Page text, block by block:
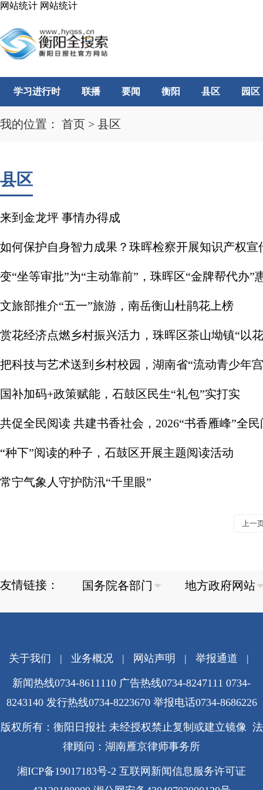
网站统计 网站统计
学习进行时 联播 要闻 衡阳 县区 园区
我的位置： 首页 > 县区
县区
来到金龙坪 事情办得成
如何保护自身智力成果？珠晖检察开展知识产权宣
变“坐等审批”为“主动靠前”，珠晖区“金牌帮代办”
文旅部推介“五一”旅游，南岳衡山杜鹃花上榜
赏花经济点燃乡村振兴活力，珠晖区茶山坳镇“以
把科技与艺术送到乡村校园，湖南省“流动青少年
国补加码+政策赋能，石鼓区民生“礼包”实打实
共促全民阅读 共建书香社会，2026“书香雁峰”全
“种下”阅读的种子，石鼓区开展主题阅读活动
常宁气象人守护防汛“千里眼”
上一
友情链接：
关于我们 | 业务概况| 网站声明 | 举报通道 |
新闻热线0734-8611110 广告热线0734-8247111 0734-
8243140 发行热线0734-8223670 举报电话0734-8686226
版权所有：衡阳日报社 未经授权禁止复制或建立镜像 法
律顾问：湖南雁京律师事务所
湘ICP备19017183号-2 互联网新闻信息服务许可证